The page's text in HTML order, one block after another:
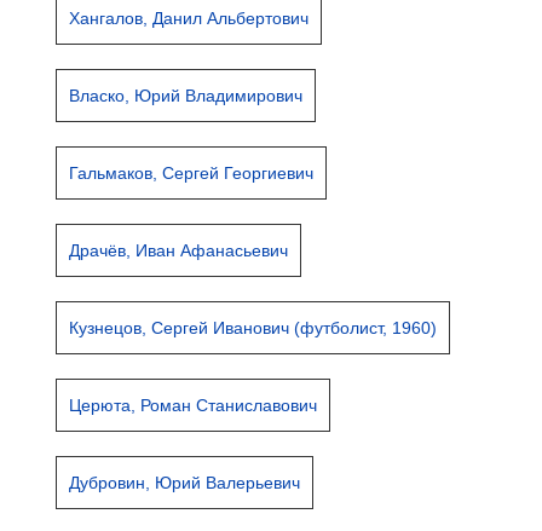
Хангалов, Данил Альбертович
Власко, Юрий Владимирович
Гальмаков, Сергей Георгиевич
Драчёв, Иван Афанасьевич
Кузнецов, Сергей Иванович (футболист, 1960)
Церюта, Роман Станиславович
Дубровин, Юрий Валерьевич